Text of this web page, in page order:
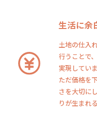
生活に余
土地の仕入
行うことで
実現していま
ただ価格を
さを大切に
りが生まれ